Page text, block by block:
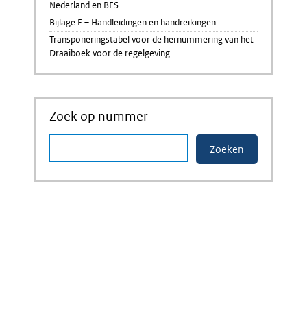
Nederland en BES
Bijlage E – Handleidingen en handreikingen
Transponeringstabel voor de hernummering van het
Draaiboek voor de regelgeving
Zoek op nummer